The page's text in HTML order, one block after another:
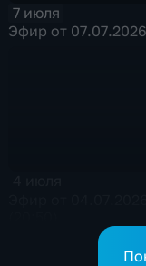
7 июля
Эфир от